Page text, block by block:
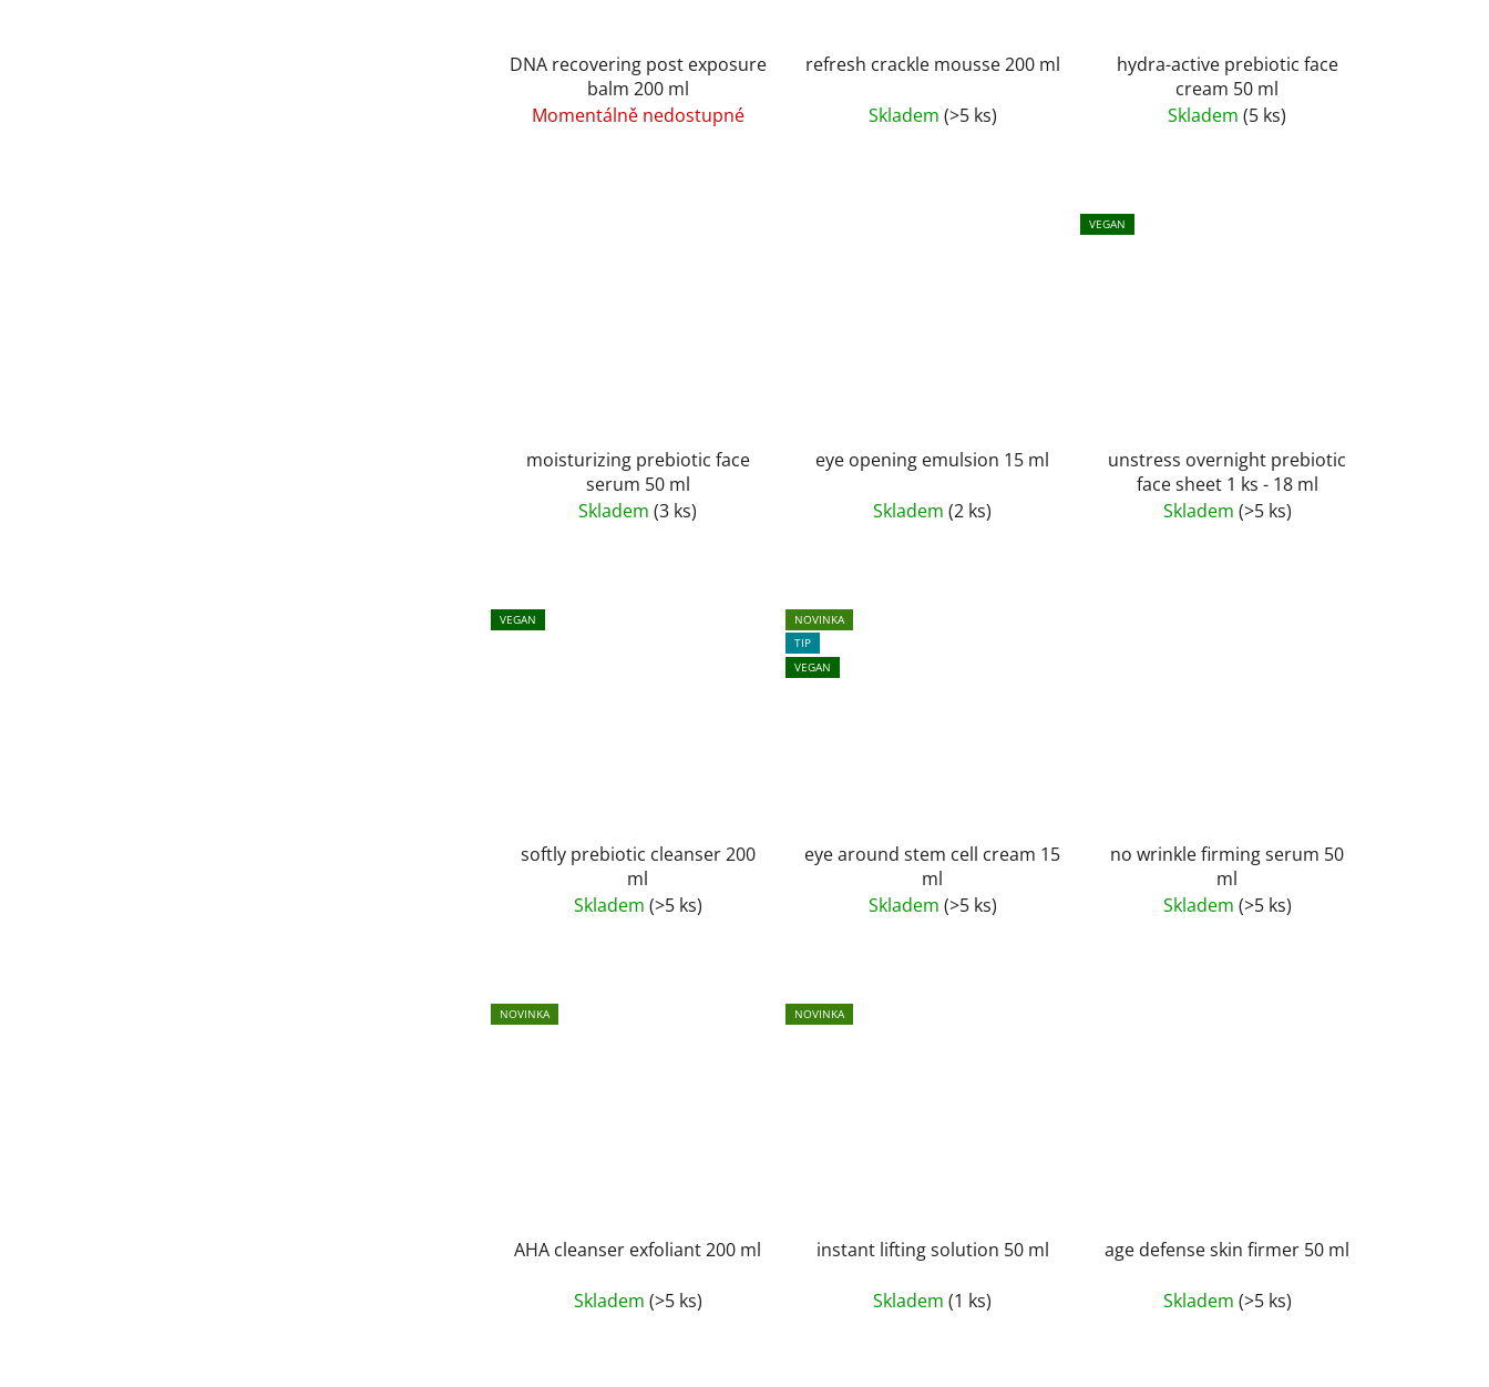
DNA recovering post exposure
balm 200 ml
Momentálně nedostupné
refresh crackle mousse 200 ml
Skladem (>5 ks)
hydra-active prebiotic face
cream 50 ml
Skladem(5 ks)
moisturizing prebiotic face
serum 50 ml
Skladem(3 ks)
eye opening emulsion 15 ml
Skladem(2 ks)
VEGAN
unstress overnight prebiotic
face sheet 1 ks - 18 ml
Skladem (>5 ks)
VEGAN
softly prebiotic cleanser 200
ml
Skladem (>5 ks)
NOVINKA
TIP
VEGAN
eye around stem cell cream 15
ml
Skladem (>5 ks)
no wrinkle firming serum 50
ml
Skladem (>5 ks)
NOVINKA
AHA cleanser exfoliant 200 ml
Skladem (>5 ks)
NOVINKA
instant lifting solution 50 ml
Skladem(1 ks)
age defense skin firmer 50 ml
Skladem (>5 ks)